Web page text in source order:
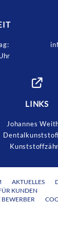
LINKS
Johannes
AKTUELLES
KUNDEN